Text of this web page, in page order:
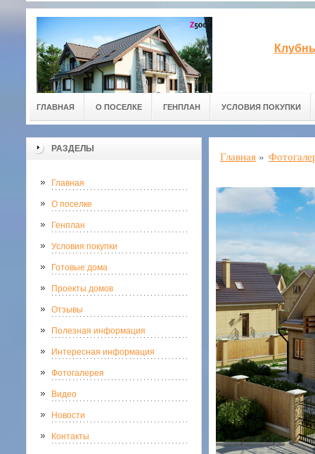
ГЛАВНАЯ О ПОСЕЛКЕ ГЕНПЛАН УСЛОВИЯ ПОКУПКИ
РАЗДЕЛЫ
Главная
О поселке
Генплан
Условия покупки
Готовые дома
Проекты домов
Отзывы
Полезная информация
Интересная информация
Фотогалерея
Видео
Новости
Контакты
Главная »